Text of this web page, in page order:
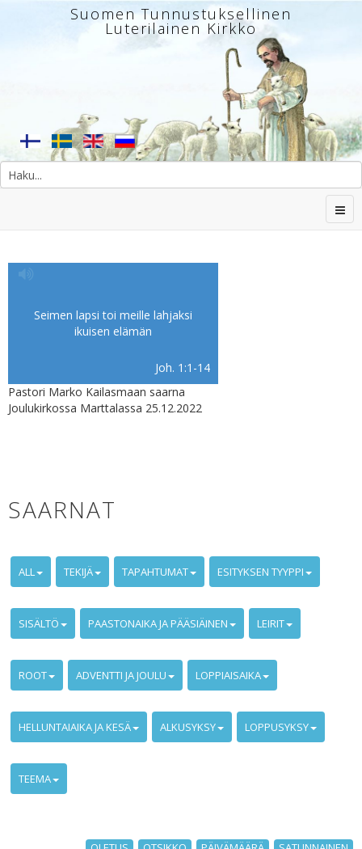
Suomen Tunnustuksellinen
Luterilainen Kirkko
Seimen lapsi toi meille lahjaksi
ikuisen elämän
Joh. 1:1-14
Pastori Marko Kailasmaan saarna
Joulukirkossa Marttalassa 25.12.2022
SAARNAT
ALL TEKIJÄ TAPAHTUMAT ESITYKSEN TYYPPI
SISÄLTÖ PAASTONAIKA JA PÄÄSIÄINEN LEIRIT
ROOT ADVENTTI JA JOULU LOPPIAISAIKA
HELLUNTAIAIKA JA KESÄ ALKUSYKSY LOPPUSYKSY
TEEMA